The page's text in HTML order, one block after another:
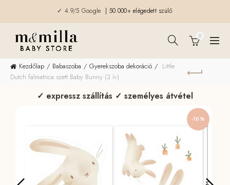
✓ 4.9/5 Google | 50.000+ elégedett szülő
0
Kezdőlap Babaszoba Gyerekszoba dekoráció
Little
Dutch falmatrica szett Baby Bunny (3 ív)
✓ expressz szállítás ✓ személyes átvétel
-10%